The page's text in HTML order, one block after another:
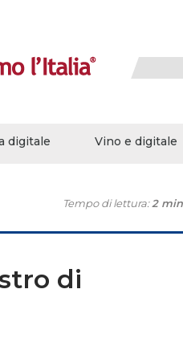
digitale Vino e digitale
Tempo di lettura:2
di